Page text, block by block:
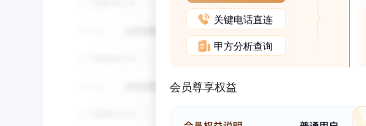
关键电话直连
甲方分析查询
会员尊享权益